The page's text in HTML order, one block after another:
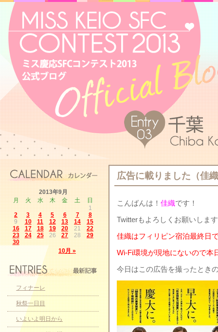
広告に載りました（佳
こんばんは！ 佳織です！
Twitterもよろしくお願いしま
佳織はフィリピン宿泊最終日
Wi-Fi環境が現地にないので本
今日はこの広告を撮ったとき
2013年9月
月
火 水 木 金 土 日
10月 »
1
2
3 4 5 6 7
8
9
10 11 12 13 14
15
16
17 18 19 20 21
22
23
24 25 26 27 28
29
30
フィナーレ
秋祭一日目
いよいよ明日から